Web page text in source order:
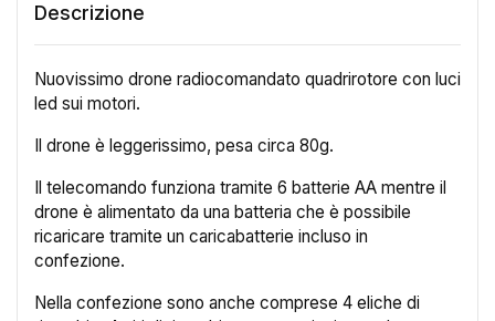
Descrizione
Nuovissimo drone radiocomandato quadrirotore con luci
led sui motori.
Il drone è leggerissimo, pesa circa 80g.
Il telecomando funziona tramite 6 batterie AA mentre il
drone è alimentato da una batteria che è possibile
ricaricare tramite un caricabatterie incluso in
confezione.
Nella confezione sono anche comprese 4 eliche di